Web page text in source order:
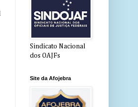
Sindicato Nacional
dos OAJFs
Site da Afojebra